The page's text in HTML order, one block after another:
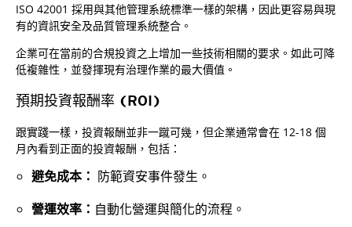
ISO 42001 採用與其他管理系統標準一樣的架構，因此更容易與現
有的資訊安全及品質管理系統整合。
企業可在當前的合規投資之上增加一些技術相關的要求。如此可降
低複雜性，並發揮現有治理作業的最大價值。
預期投資報酬率 (ROI)
跟實踐一樣，投資報酬並非一蹴可幾，但企業通常會在 12-18 個
月內看到正面的投資報酬，包括：
避免成本： 防範資安事件發生。
營運效率： 自動化營運與簡化的流程。